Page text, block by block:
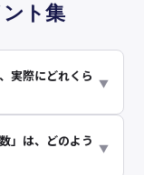
ト集
実際にどれくら ▼
」は、どのよう ▼